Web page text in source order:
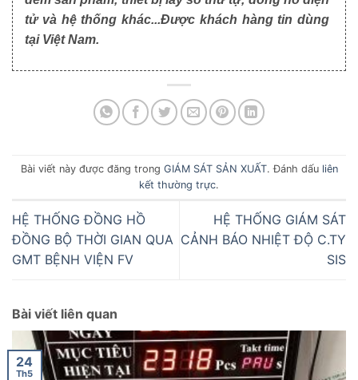
tử và hệ thống khác...Được khách hàng tin dùng
tại Việt Nam.
Bài viết này được đăng trong GIÁM SÁT SẢN XUẤT. Đánh dấu liên
kết thường trực.
HỆ THỐNG ĐỒNG HỒ
ĐỒNG BỘ THỜI GIAN QUA
GMT BỆNH VIỆN FV
HỆ THỐNG GIÁM SÁT
CẢNH BÁO NHIỆT ĐỘ C.TY
SIS
Bài viết liên quan
24
Th5